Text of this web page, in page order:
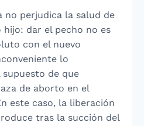
no perjudica la salud de
hijo: dar el pecho no es
con el nuevo
lo
de que
de aborto en el
este caso, la liberación
tras la succión del